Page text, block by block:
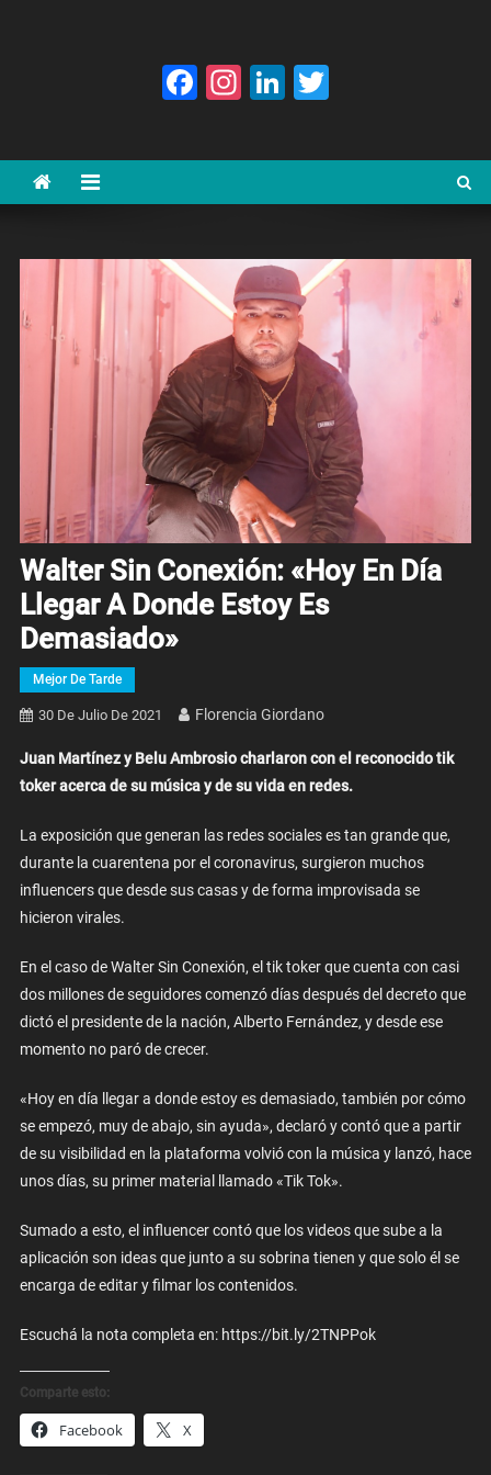
Facebook
Instagram
LinkedIn
Walter Sin Conexión: «Hoy En Día
Llegar A Donde Estoy Es
Demasiado»
Mejor De Tarde
30 De Julio De 2021 Florencia Giordano
Juan Martínez y Belu Ambrosio charlaron con el reconocido tik
toker acerca de su música y de su vida en redes.
La exposición que generan las redes sociales es tan grande que,
durante la cuarentena por el coronavirus, surgieron muchos
influencers que desde sus casas y de forma improvisada se
hicieron virales.
En el caso de Walter Sin Conexión, el tik toker que cuenta con casi
dos millones de seguidores comenzó días después del decreto que
dictó el presidente de la nación, Alberto Fernández, y desde ese
momento no paró de crecer.
«Hoy en día llegar a donde estoy es demasiado, también por cómo
se empezó, muy de abajo, sin ayuda», declaró y contó que a partir
de su visibilidad en la plataforma volvió con la música y lanzó, hace
unos días, su primer material llamado «Tik Tok».
Sumado a esto, el influencer contó que los videos que sube a la
aplicación son ideas que junto a su sobrina tienen y que solo él se
encarga de editar y filmar los contenidos.
Escuchá la nota completa en: https://bit.ly/2TNPPok
Comparte esto:
Facebook X